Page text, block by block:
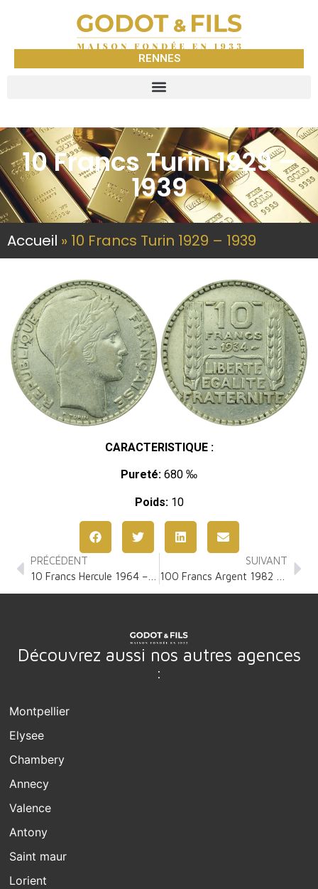
RENNES
10 Francs Turin 1929 –
1939
Accueil » 10 Francs Turin 1929 – 1939
CARACTERISTIQUE :
Pureté: 680 ‰
Poids:10
PRÉCÉDENT
SUIVANT
Découvrez aussi nos autres agences
:
Montpellier
Elysee
Chambery
Annecy
Valence
Antony
Saint maur
Lorient